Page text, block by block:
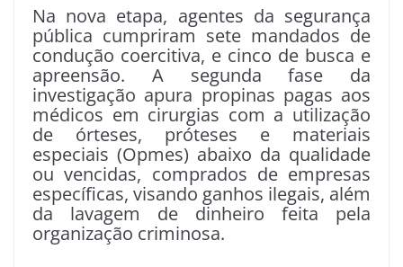
Na nova etapa, agentes da segurança
pública cumpriram sete mandados de
condução coercitiva, e cinco de busca e
apreensão. A segunda fase da
investigação apura propinas pagas aos
médicos em cirurgias com a utilização
de órteses, próteses e materiais
especiais (Opmes) abaixo da qualidade
ou vencidas, comprados de empresas
específicas, visando ganhos ilegais, além
da lavagem de dinheiro feita pela
organização criminosa.